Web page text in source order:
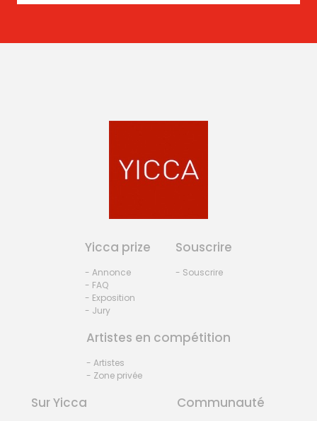
Yicca prize
- Annonce
- FAQ
- Exposition
- Jury
Souscrire
- Souscrire
Artistes en compétition
- Artistes
- Zone privée
Sur Yicca Communauté